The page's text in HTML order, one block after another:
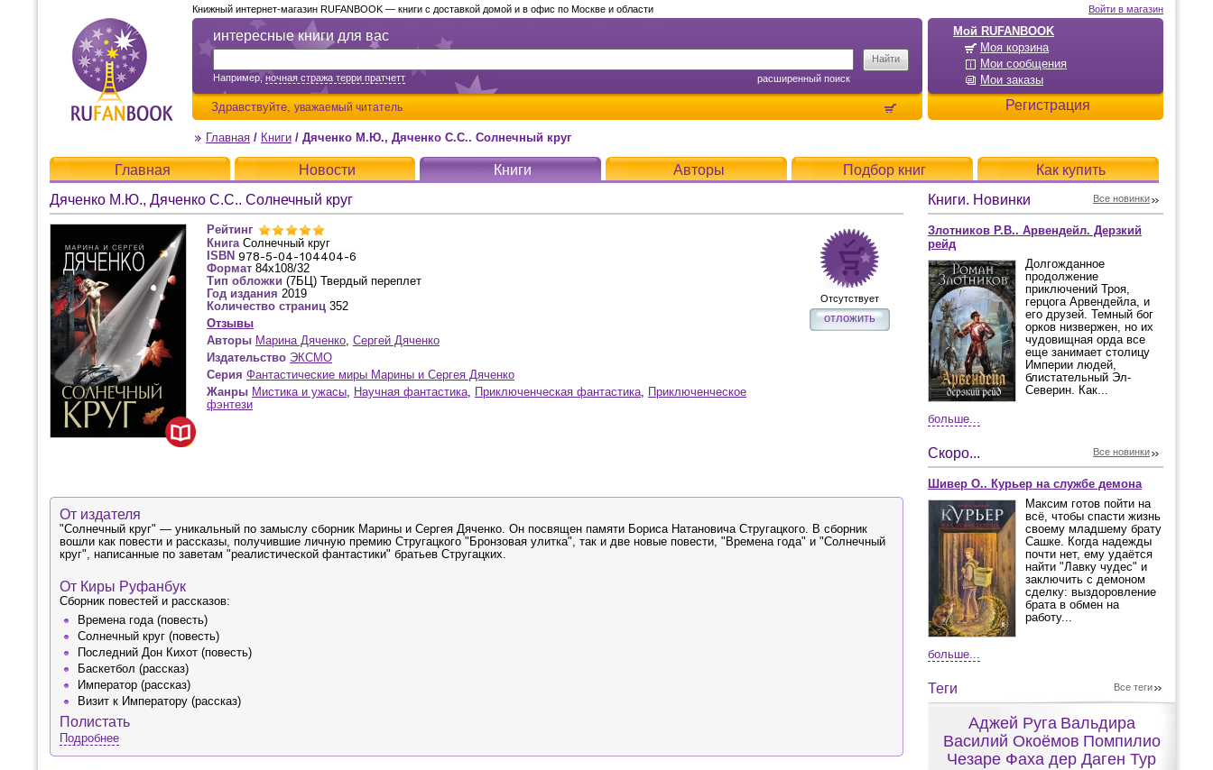
Мой RUFANBOOK
Моя корзина
Мои сообщения
Мои заказы
Регистрация
Войти в магазин
интересные книги для вас
Например,ночная стража терри пратчетт расширенный поиск
Здравствуйте, уважаемый читатель
Книжный интернет-магазин RUFANBOOK — книги с доставкой домой и в офис по Москве и области
Главная / Книги / Дяченко М.Ю., Дяченко С.С.. Солнечный круг
Главная Новости Книги Авторы Подбор книг
Как купить
Дяченко М.Ю., Дяченко С.С.. Солнечный круг
Рейтинг
Книга Солнечный круг
ISBN
Формат 84x108/32
Тип обложки (7БЦ) Твердый переплет
Год издания 2019
Количество страниц 352
Отзывы
Авторы Марина Дяченко, Сергей Дяченко
Издательство ЭКСМО
Серия Фантастические миры Марины и Сергея Дяченко
Жанры Мистика и ужасы, Научная фантастика, Приключенческая фантастика, Приключенческое
фэнтези
Отсутствует
отложить
От издателя
"Солнечный круг" — уникальный по замыслу сборник Марины и Сергея Дяченко. Он посвящен памяти Бориса Натановича Стругацкого. В сборник
вошли как повести и рассказы, получившие личную премию Стругацкого "Бронзовая улитка", так и две новые повести, "Времена года" и "Солнечный
круг", написанные по заветам "реалистической фантастики" братьев Стругацких.
От Киры Руфанбук
Сборник повестей и рассказов:
Времена года (повесть)
Солнечный круг (повесть)
Последний Дон Кихот (повесть)
Баскетбол (рассказ)
Император (рассказ)
Визит к Императору (рассказ)
Полистать
Подробнее
Книги. Новинки Все новинки
Злотников Р.В.. Арвендейл. Дерзкий
рейд
Долгожданное
продолжение
приключений Троя,
герцога Арвендейла, и
его друзей. Темный бог
орков низвержен, но их
чудовищная орда все
еще занимает столицу
Империи людей,
блистательный Эл-
Северин. Как...
больше...
Скоро... Все новинки
Шивер О.. Курьер на службе демона
Максим готов пойти на
всё, чтобы спасти жизнь
своему младшему брату
Сашке. Когда надежды
почти нет, ему удаётся
найти "Лавку чудес" и
заключить с демоном
сделку: выздоровление
брата в обмен на
работу...
больше...
Теги Все теги
Аджей Руга Вальдира
Василий Окоёмов Помпилио
Чезаре Фаха дер Даген Тур